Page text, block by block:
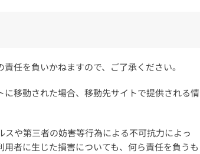
任を負いかねますので、ご了承ください。
移動された場合、移動先サイトで提供される情
や第三者の妨害等行為による不可抗力によっ
者に生じた損害についても、何ら責任を負うも